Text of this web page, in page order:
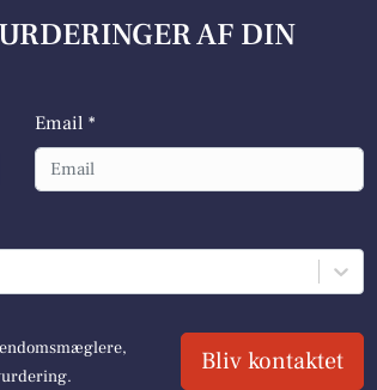
AF DIN
Email *
Bliv kontaktet